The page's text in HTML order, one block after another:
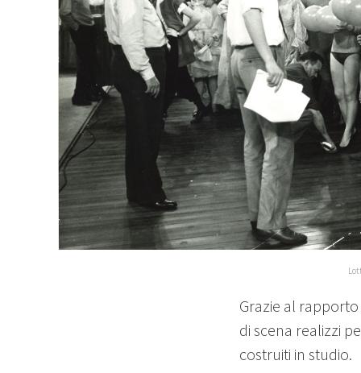
Grazie al
di scena realizzi
costruiti in studio.